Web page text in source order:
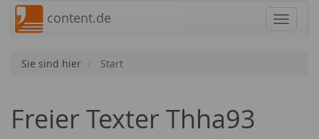
content.de
Sie sind hier Start
Freier Texter Thha93